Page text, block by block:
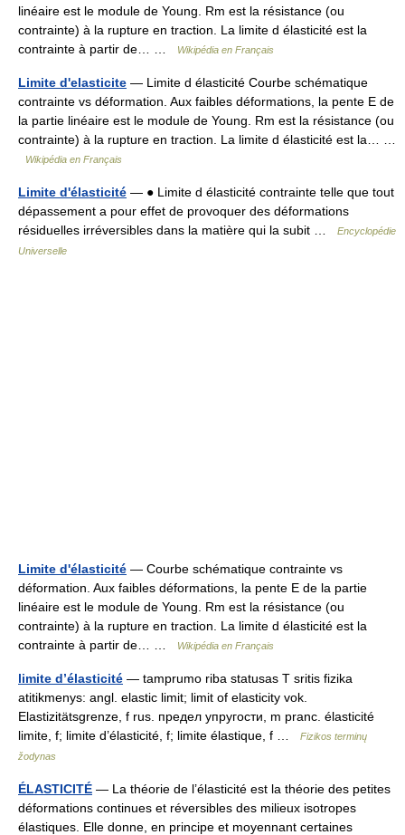
linéaire est le module de Young. Rm est la résistance (ou
contrainte) à la rupture en traction. La limite d élasticité est la
contrainte à partir de… …
Wikipédia en Français
Limite d'elasticite — Limite d élasticité Courbe schématique
contrainte vs déformation. Aux faibles déformations, la pente E de
la partie linéaire est le module de Young. Rm est la résistance (ou
contrainte) à la rupture en traction. La limite d élasticité est la… …
Wikipédia en Français
Limite d'élasticité — ● Limite d élasticité contrainte telle que tout
dépassement a pour effet de provoquer des déformations
résiduelles irréversibles dans la matière qui la subit …
Encyclopédie
Universelle
Limite d'élasticité — Courbe schématique contrainte vs
déformation. Aux faibles déformations, la pente E de la partie
linéaire est le module de Young. Rm est la résistance (ou
contrainte) à la rupture en traction. La limite d élasticité est la
contrainte à partir de… …
Wikipédia en Français
limite d’élasticité — tamprumo riba statusas T sritis fizika
atitikmenys: angl. elastic limit; limit of elasticity vok.
Elastizitätsgrenze, f rus. предел упругости, m pranc. élasticité
limite, f; limite d’élasticité, f; limite élastique, f …
Fizikos terminų
žodynas
ÉLASTICITÉ — La théorie de l’élasticité est la théorie des petites
déformations continues et réversibles des milieux isotropes
élastiques. Elle donne, en principe et moyennant certaines